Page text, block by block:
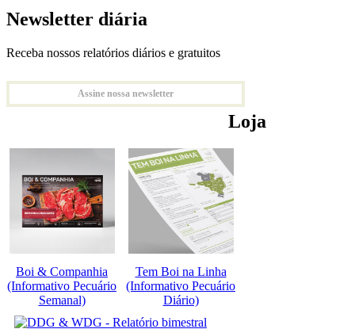
Newsletter diária
Receba nossos relatórios diários e gratuitos
Assine nossa newsletter
Loja
Boi & Companhia
(Informativo Pecuário
Semanal)
Tem Boi na Linha
(Informativo Pecuário
Diário)